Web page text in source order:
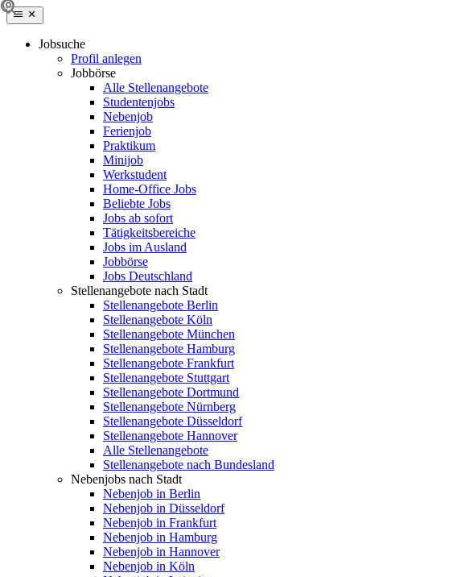
Jobsuche
Profil anlegen
Jobbörse
Alle Stellenangebote
Studentenjobs
Nebenjob
Ferienjob
Praktikum
Minijob
Werkstudent
Home-Office Jobs
Beliebte Jobs
Jobs ab sofort
Tätigkeitsbereiche
Jobs im Ausland
Jobbörse
Jobs Deutschland
Stellenangebote nach Stadt
Stellenangebote Berlin
Stellenangebote Köln
Stellenangebote München
Stellenangebote Hamburg
Stellenangebote Frankfurt
Stellenangebote Stuttgart
Stellenangebote Dortmund
Stellenangebote Nürnberg
Stellenangebote Düsseldorf
Stellenangebote Hannover
Alle Stellenangebote
Stellenangebote nach Bundesland
Nebenjobs nach Stadt
Nebenjob in Berlin
Nebenjob in Düsseldorf
Nebenjob in Frankfurt
Nebenjob in Hamburg
Nebenjob in Hannover
Nebenjob in Köln